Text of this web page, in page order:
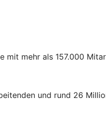
mehr als 157.000
und rund 26